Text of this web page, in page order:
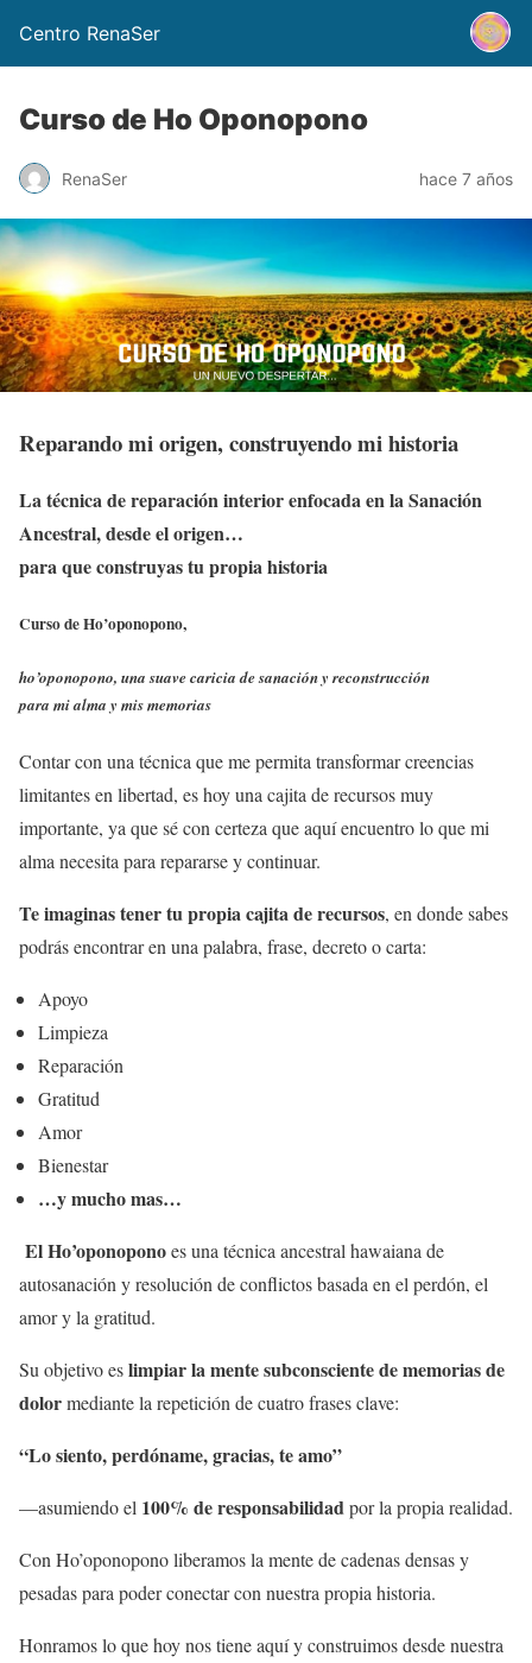
Centro RenaSer
Curso de Ho Oponopono
RenaSer hace 7 años
Reparando mi origen, construyendo mi historia
La técnica de reparación interior enfocada en la Sanación
Ancestral, desde el origen…
para que construyas tu propia historia
Curso de Ho’oponopono,
ho’oponopono, una suave caricia de sanación y reconstrucción
para mi alma y mis memorias
Contar con una técnica que me permita transformar creencias
limitantes en libertad, es hoy una cajita de recursos muy
importante, ya que sé con certeza que aquí encuentro lo que mi
alma necesita para repararse y continuar.
Te imaginas tener tu propia cajita de recursos, en donde sabes
podrás encontrar en una palabra, frase, decreto o carta:
Apoyo
Limpieza
Reparación
Gratitud
Amor
Bienestar
…y mucho mas…
El Ho’oponoponoes una técnica ancestral hawaiana de
autosanación y resolución de conflictos basada en el perdón, el
amor y la gratitud.
Su objetivo eslimpiar la mente subconsciente de memorias de
dolormediante la repetición de cuatro frases clave:
“Lo siento, perdóname, gracias, te amo”
—asumiendo el 100% de responsabilidadpor la propia realidad.
Con Ho’oponopono liberamos la mente de cadenas densas y
pesadas para poder conectar con nuestra propia historia.
Honramos lo que hoy nos tiene aquí y construimos desde nuestra